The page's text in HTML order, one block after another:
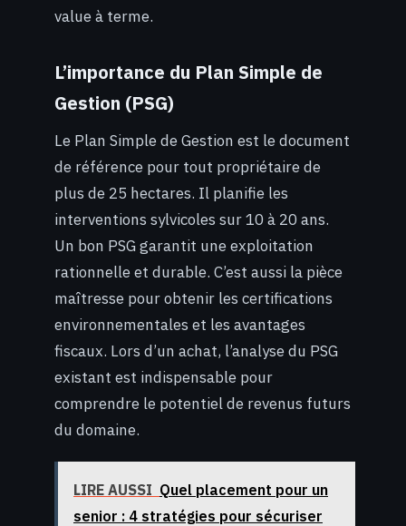
value à terme.
L’importance du Plan Simple de
Gestion (PSG)
Le Plan Simple de Gestion est le document
de référence pour tout propriétaire de
plus de 25 hectares. Il planifie les
interventions sylvicoles sur 10 à 20 ans.
Un bon PSG garantit une exploitation
rationnelle et durable. C’est aussi la pièce
maîtresse pour obtenir les certifications
environnementales et les avantages
fiscaux. Lors d’un achat, l’analyse du PSG
existant est indispensable pour
comprendre le potentiel de revenus futurs
du domaine.
LIRE AUSSI Quel placement pour un
senior : 4 stratégies pour sécuriser